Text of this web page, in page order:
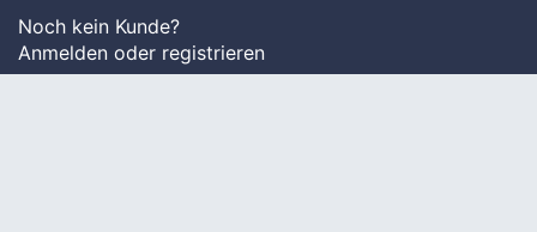
Noch kein Kunde?
Anmelden oder registrieren